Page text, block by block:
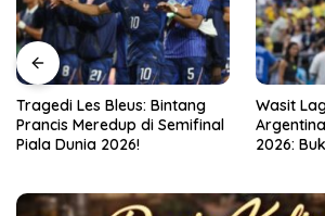
Wasit Laga Inggris Vs
Argentina di Piala Dunia
2026: Bukan Wajah Baru